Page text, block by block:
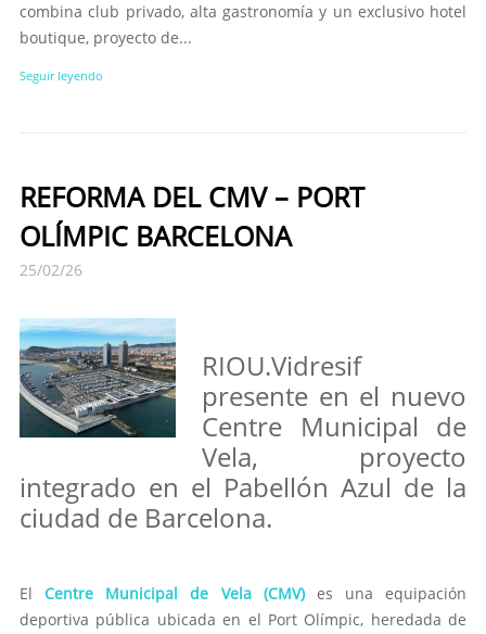
combina club privado, alta gastronomía y un exclusivo hotel
boutique, proyecto de...
Seguir leyendo
REFORMA DEL CMV – PORT
OLÍMPIC BARCELONA
25/02/26
RIOU.Vidresif
presente en el nuevo
Centre Municipal de
Vela, proyecto
integrado en el Pabellón Azul de la
ciudad de Barcelona.
ElCentre Municipal de Vela (CMV) es una equipación
deportiva pública ubicada en el Port Olímpic, heredada de